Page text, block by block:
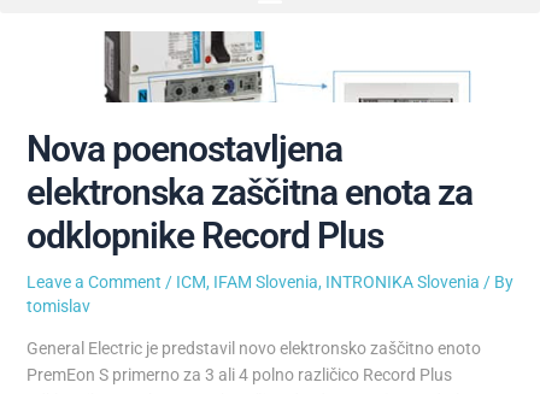
Nova poenostavljena
elektronska zaščitna enota za
odklopnike Record Plus
Leave a Comment / ICM, IFAM Slovenia, INTRONIKA Slovenia / By
tomislav
General Electric je predstavil novo elektronsko zaščitno enoto
PremEon S primerno za 3 ali 4 polno različico Record Plus